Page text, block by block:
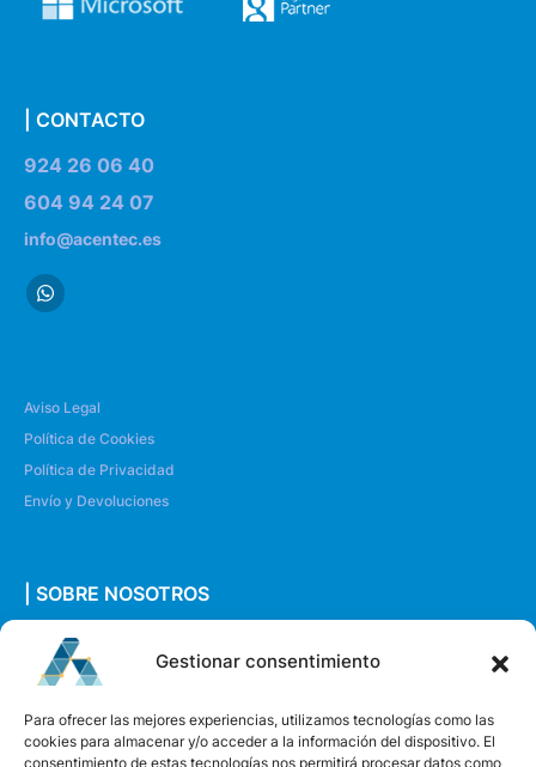
Gestionar consentimiento
Para ofrecer las mejores experiencias, utilizamos tecnologías como las
cookies para almacenar y/o acceder a la información del dispositivo. El
consentimiento de estas tecnologías nos permitirá procesar datos como
| CONTACTO
924 26 06 40
604 94 24 07
info@acentec.es
Aviso Legal
Política de Cookies
Política de Privacidad
Envío y Devoluciones
| SOBRE NOSOTROS
Quiénes somos
Envíanos un mensaje